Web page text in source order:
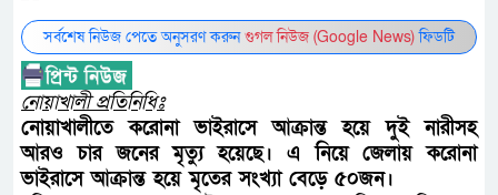
সর্বশেষ নিউজ পেতে অনুসরণ করুনগুগল নিউজ (Google News)ফিডটি
নোয়াখালী প্রতিনিধিঃ
নোয়াখালীতে করোনা ভাইরাসে আক্রান্ত হয়ে দুই নারীসহ
আরও চার জনের মৃত্যু হয়েছে। এ নিয়ে জেলায় করোনা
ভাইরাসে আক্রান্ত হয়ে মৃতের সংখ্যা বেড়ে ৫০জন।